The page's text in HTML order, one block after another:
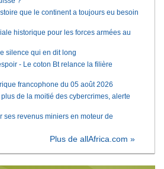
que le continent a toujours eu besoin
historique pour les forces armées au
silence qui en dit long
- Le coton Bt relance la filière
francophone du 05 août 2026
de la moitié des cybercrimes, alerte
ses revenus miniers en moteur de
Plus de allAfrica.com »